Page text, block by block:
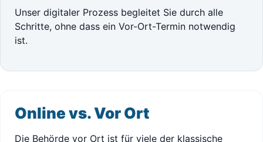
Unser digitaler Prozess begleitet Sie durch alle
Schritte, ohne dass ein Vor-Ort-Termin notwendig
ist.
Online vs. Vor Ort
Die Behörde vor Ort ist für viele der klassische